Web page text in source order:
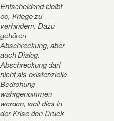
Entscheidend bleibt
es, Kriege zu
verhindern. Dazu
gehören
Abschreckung, aber
auch Dialog.
Abschreckung darf
nicht als existenzielle
Bedrohung
wahrgenommen
werden, weil dies in
der Krise den Druck